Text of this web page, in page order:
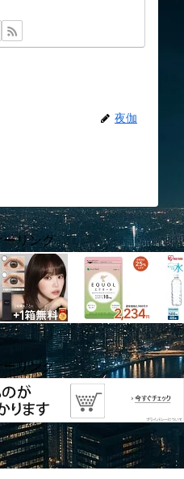
夜伽
ーリンク
ーリンク